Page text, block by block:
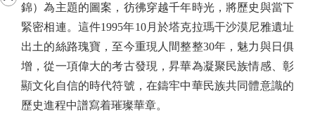
錦）為主題的圖案，彷彿穿越千年時光，將歷史與當下
緊密相連。這件1995年10月於塔克拉瑪干沙漠尼雅遺址
出土的絲路瑰寶，至今重現人間整整30年，魅力與日俱
增，從一項偉大的考古發現，昇華為凝聚民族情感、彰
顯文化自信的時代符號，在鑄牢中華民族共同體意識的
歷史進程中譜寫着璀璨華章。